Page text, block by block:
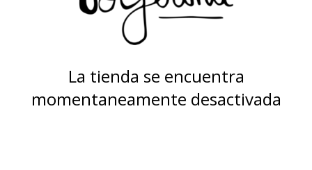
La tienda se encuentra
momentaneamente desactivada